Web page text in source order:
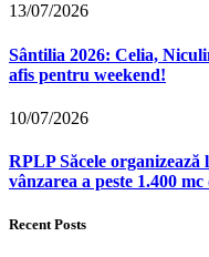
13/07/2026
Sântilia 2026: Celia,
afis pentru weekend!
10/07/2026
RPLP Săcele
vânzarea a peste 1.400
Recent Posts